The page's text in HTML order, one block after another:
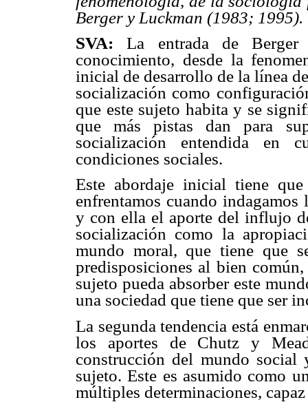
Berger y Luckman (1983;
SVA: La entrada de
conocimiento, desde la
inicial de desarrollo de la línea
socialización como
que este sujeto habita y se
que más pistas dan para
socialización entendida en
condiciones sociales.
Este abordaje inicial tiene
enfrentamos cuando
y con ella el aporte del influjo
socialización como la
mundo moral, que tiene que
predisposiciones al bien
sujeto pueda absorber este
una sociedad que tiene que ser
La segunda tendencia está
los aportes de Chutz y
construcción del mundo social
sujeto. Este es asumido como
múltiples determinaciones,